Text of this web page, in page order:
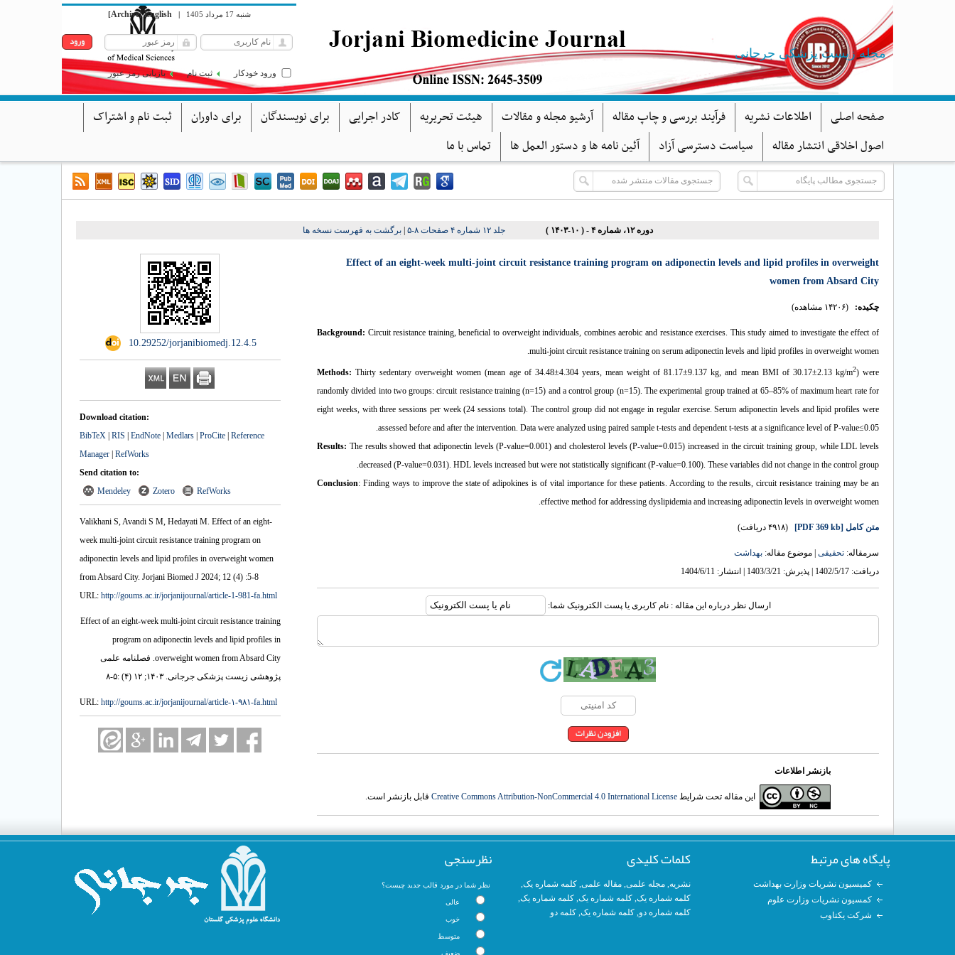
مجله زیست پزشکی جرجانی
شنبه 17 مرداد 1405 |
English
[Archive]
ورود خودکار ثبت نام بازیابی رمز عبور
صفحه اصلی اطلاعات نشریه فرآیند بررسی و چاپ مقاله آرشیو مجله و مقالات هیئت تحریریه کادر اجرایی برای نویسندگان برای داوران
ثبت نام و اشتراک
اصول اخلاقی انتشار مقاله
سیاست دسترسی آزاد آئین نامه ها و دستور العمل ها تماس با ما
دوره ۱۲، شماره ۴ - ( ۱۰-۱۴۰۳ ) جلد ۱۲ شماره ۴ صفحات ۸-۵ |برگشت به فهرست نسخه ها
‎ 10.29252/jorjanibiomedj.12.4.5
Download citation:
BibTeX | RIS | EndNote | Medlars | ProCite | Reference
Manager | RefWorks
Send citation to:
Mendeley
Zotero RefWorks
Valikhani S, Avandi S M, Hedayati M. Effect of an eight-
week multi-joint circuit resistance training program on
adiponectin levels and lipid profiles in overweight women
from Absard City. Jorjani Biomed J 2024; 12 (4) :5-8
URL: http://goums.ac.ir/jorjanijournal/article-1-981-fa.html
Effect of an eight-week multi-joint circuit resistance training
program on adiponectin levels and lipid profiles in
overweight women from Absard City. فصلنامه علمی
پژوهشی زیست پزشکی جرجانی. ۱۴۰۳; ۱۲ (۴) :۵-۸
URL: http://goums.ac.ir/jorjanijournal/article-۱-۹۸۱-fa.html
Effect of an eight-week multi-joint circuit resistance training program on adiponectin levels and lipid profiles in overweight
women from Absard City
چکیده: (۱۴۲۰۶ مشاهده)
Background: Circuit resistance training, beneficial to overweight individuals, combines aerobic and resistance exercises. This study aimed to investigate the effect of
multi-joint circuit resistance training on serum adiponectin levels and lipid profiles in overweight women.
Methods: Thirty sedentary overweight women (mean age of 34.48±4.304 years, mean weight of 81.17±9.137 kg, and mean BMI of 30.17±2.13 kg/m2) were
randomly divided into two groups: circuit resistance training (n=15) and a control group (n=15). The experimental group trained at 65–85% of maximum heart rate for
eight weeks, with three sessions per week (24 sessions total). The control group did not engage in regular exercise. Serum adiponectin levels and lipid profiles were
assessed before and after the intervention. Data were analyzed using paired sample t-tests and dependent t-tests at a significance level of P-value≤0.05.
Results: The results showed that adiponectin levels (P-value=0.001) and cholesterol levels (P-value=0.015) increased in the circuit training group, while LDL levels
decreased (P-value=0.031). HDL levels increased but were not statistically significant (P-value=0.100). These variables did not change in the control group.
Conclusion: Finding ways to improve the state of adipokines is of vital importance for these patients. According to the results, circuit resistance training may be an
effective method for addressing dyslipidemia and increasing adiponectin levels in overweight women.
متن کامل [PDF 369 kb] (۴۹۱۸ دریافت)
سرمقاله: تحقیقی | موضوع مقاله: بهداشت
دریافت: 1402/5/17 | پذیرش: 1403/3/21 | انتشار: 1404/6/11
ارسال نظر درباره این مقاله : نام کاربری یا پست الکترونیک شما:
بازنشر اطلاعات
این مقاله تحت شرایط Creative Commons Attribution-NonCommercial 4.0 International License قابل بازنشر است.
پایگاه های مرتبط
کمیسیون نشریات وزارت بهداشت
کمسیون نشریات وزارت علوم
شرکت یکتاوب
کلمات کلیدی
نشریه, مجله علمی, مقاله علمی, کلمه شماره یک,
کلمه شماره یک, کلمه شماره یک, کلمه شماره یک,
کلمه شماره دو, کلمه شماره یک, کلمه دو
نظرسنجی
نظر شما در مورد قالب جدید چیست؟
عالی
خوب
متوسط
ضعیف